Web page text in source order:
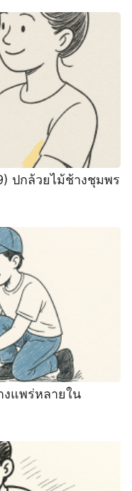
ปกล้วยไม้ช้างชุมพร
แพร่หลายใน